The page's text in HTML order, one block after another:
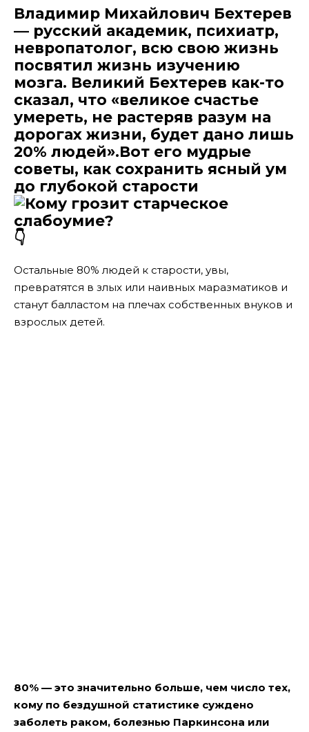
Владимир Михайлович Бехтерев
— русский академик, психиатр,
невропатолог, всю свою жизнь
посвятил жизнь изучению
мозга. Великий Бехтерев как-то
сказал, что «великое счастье
умереть, не растеряв разум на
дорогах жизни, будет дано лишь
20% людей».Вот его мудрые
советы, как сохранить ясный ум
до глубокой старости
👇
Остальные 80% людей к старости, увы,
превратятся в злых или наивных маразматиков и
станут балластом на плечах собственных внуков и
взрослых детей.
80% — это значительно больше, чем число тех,
кому по бездушной статистике суждено
заболеть раком, болезнью Паркинсона или